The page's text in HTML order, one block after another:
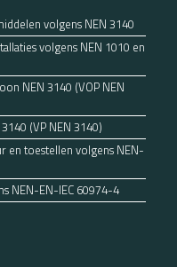
volgens NEN 3140
volgens NEN 1010 en
NEN 3140 (VOP NEN
(VP NEN 3140)
en toestellen volgens NEN-
NEN-EN-IEC 60974-4